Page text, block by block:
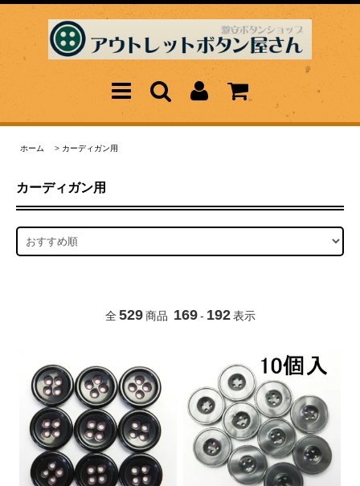
ホーム > カーディガン用
カーディガン用
全 529 商品 169 - 192 表示